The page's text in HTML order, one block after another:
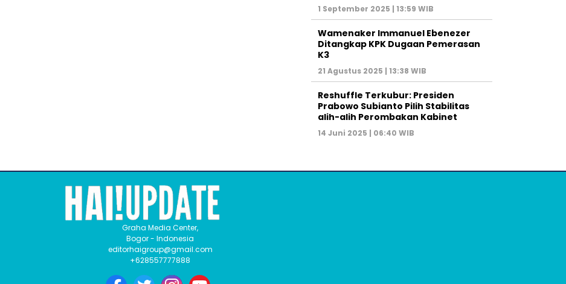
1 September 2025 | 13:59 WIB
Wamenaker Immanuel Ebenezer
Ditangkap KPK Dugaan Pemerasan
K3
21 Agustus 2025 | 13:38 WIB
Reshuffle Terkubur: Presiden
Prabowo Subianto Pilih Stabilitas
alih-alih Perombakan Kabinet
14 Juni 2025 | 06:40 WIB
Graha Media Center,
Bogor - Indonesia
editorhaigroup@gmail.com
+628557777888